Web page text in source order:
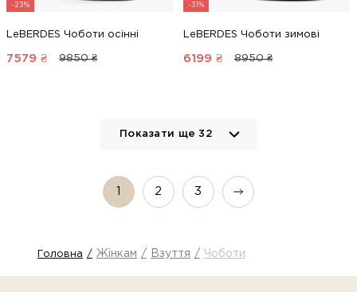
-23%
LeBERDES Чоботи осінні
7579 ₴ 9850 ₴
-31%
LeBERDES Чоботи зимові
6199 ₴ 8950 ₴
Показати ще32
1 2 3
Головна Жінкам Взуття Чоботи